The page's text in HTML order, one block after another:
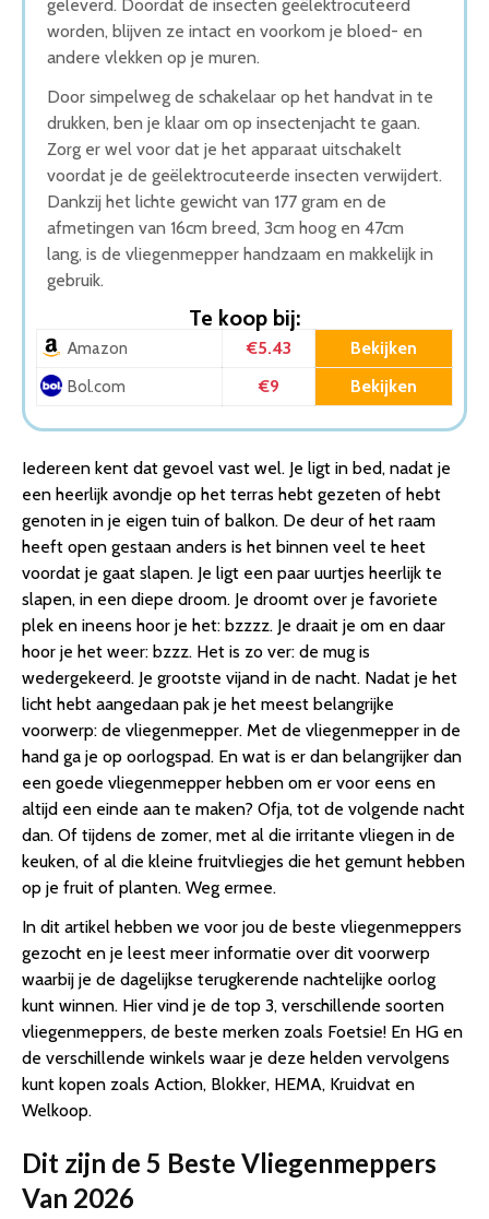
geleverd. Doordat de insecten geëlektrocuteerd
worden, blijven ze intact en voorkom je bloed- en
andere vlekken op je muren.
Door simpelweg de schakelaar op het handvat in te
drukken, ben je klaar om op insectenjacht te gaan.
Zorg er wel voor dat je het apparaat uitschakelt
voordat je de geëlektrocuteerde insecten verwijdert.
Dankzij het lichte gewicht van 177 gram en de
afmetingen van 16cm breed, 3cm hoog en 47cm
lang, is de vliegenmepper handzaam en makkelijk in
gebruik.
Te koop bij:
Amazon €5.43 Bekijken
Bol.com €9 Bekijken
Iedereen kent dat gevoel vast wel. Je ligt in bed, nadat je
een heerlijk avondje op het terras hebt gezeten of hebt
genoten in je eigen tuin of balkon. De deur of het raam
heeft open gestaan anders is het binnen veel te heet
voordat je gaat slapen. Je ligt een paar uurtjes heerlijk te
slapen, in een diepe droom. Je droomt over je favoriete
plek en ineens hoor je het: bzzzz. Je draait je om en daar
hoor je het weer: bzzz. Het is zo ver: de mug is
wedergekeerd. Je grootste vijand in de nacht. Nadat je het
licht hebt aangedaan pak je het meest belangrijke
voorwerp: de vliegenmepper. Met de vliegenmepper in de
hand ga je op oorlogspad. En wat is er dan belangrijker dan
een goede vliegenmepper hebben om er voor eens en
altijd een einde aan te maken? Ofja, tot de volgende nacht
dan. Of tijdens de zomer, met al die irritante vliegen in de
keuken, of al die kleine fruitvliegjes die het gemunt hebben
op je fruit of planten. Weg ermee.
In dit artikel hebben we voor jou de beste vliegenmeppers
gezocht en je leest meer informatie over dit voorwerp
waarbij je de dagelijkse terugkerende nachtelijke oorlog
kunt winnen. Hier vind je de top 3, verschillende soorten
vliegenmeppers, de beste merken zoals Foetsie! En HG en
de verschillende winkels waar je deze helden vervolgens
kunt kopen zoals Action, Blokker, HEMA, Kruidvat en
Welkoop.
Dit zijn de 5 Beste Vliegenmeppers
Van 2026